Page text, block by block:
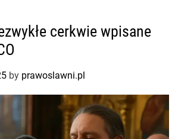
cerkwie wpisane
by prawoslawni.pl